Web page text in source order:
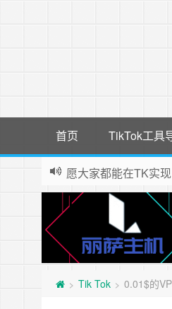
首页 TikTok工具
愿大家都能在TK实
> Tik Tok > 0.01$的